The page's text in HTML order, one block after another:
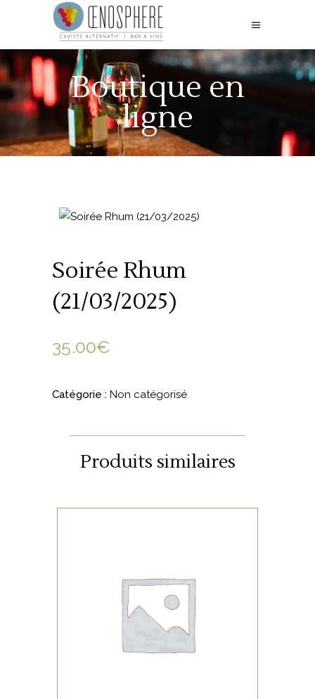
Boutique en
ligne
Soirée Rhum
(21/03/2025)
35.00€
Catégorie : Non catégorisé
Produits similaires
NON CATÉGORISÉ
LIRE LA SUITE